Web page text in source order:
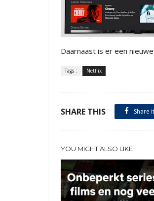
Daarnaast is er een
Tags : Netflix
SHARE THIS Share it
YOU MIGHT ALSO LIKE